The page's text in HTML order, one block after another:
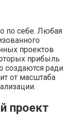
по себе. Любая
проектов
прибыль
создаются ради
от масштаба
проект